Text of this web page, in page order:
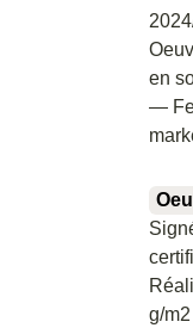
en
—
g/m2